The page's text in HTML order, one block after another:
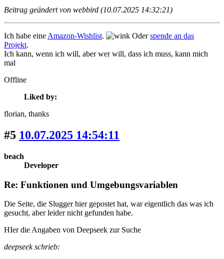
Beitrag geändert von webbird (10.07.2025 14:32:21)
Ich habe eine Amazon-Wishlist. Oderspende an das
Projekt.
Ich kann, wenn ich will, aber wer will, dass ich muss, kann mich
mal
Offline
Liked by:
florian, thanks
#5 10.07.2025 14:54:11
beach
Developer
Re: Funktionen und Umgebungsvariablen
Die Seite, die Slugger hier gepostet hat, war eigentlich das was ich
gesucht, aber leider nicht gefunden habe.
HIer die Angaben von Deepseek zur Suche
deepseek schrieb: